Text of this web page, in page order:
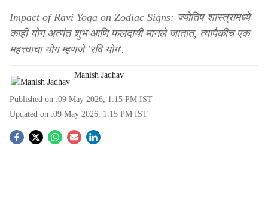
Impact of Ravi Yoga on Zodiac Signs: ज्योतिष शास्त्रामध्ये
काही योग अत्यंत शुभ आणि फलदायी मानले जातात, त्यापैकीच एक
महत्त्वाचा योग म्हणजे 'रवि योग'.
Manish Jadhav
Published on :09 May 2026, 1:15 PM IST
Updated on :09 May 2026, 1:15 PM IST
S